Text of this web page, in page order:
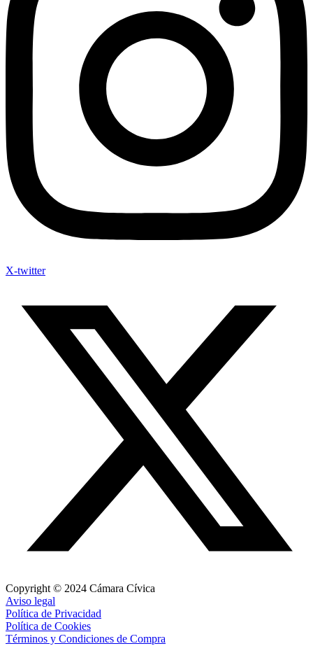
X-twitter
Copyright © 2024 Cámara Cívica
Aviso legal
Política de Privacidad
Política de Cookies
Términos y Condiciones de Compra